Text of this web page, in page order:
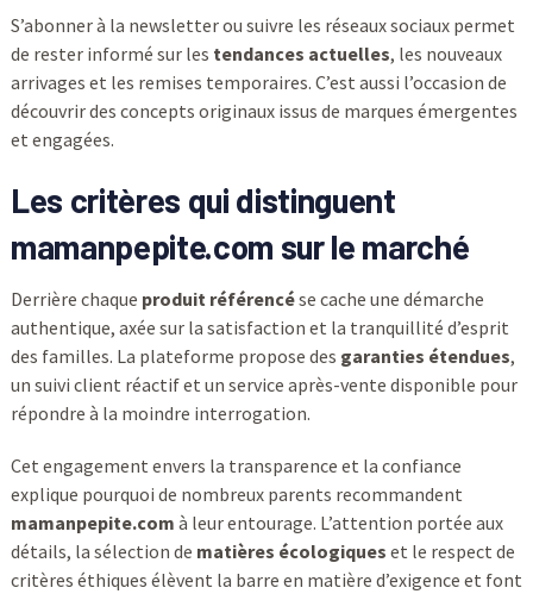
S’abonner à la newsletter ou suivre les réseaux sociaux permet
de rester informé sur les tendances actuelles, les nouveaux
arrivages et les remises temporaires. C’est aussi l’occasion de
découvrir des concepts originaux issus de marques émergentes
et engagées.
Les critères qui distinguent
mamanpepite.com sur le marché
Derrière chaque produit référencése cache une démarche
authentique, axée sur la satisfaction et la tranquillité d’esprit
des familles. La plateforme propose des garanties étendues,
un suivi client réactif et un service après-vente disponible pour
répondre à la moindre interrogation.
Cet engagement envers la transparence et la confiance
explique pourquoi de nombreux parents recommandent
mamanpepite.com à leur entourage. L’attention portée aux
détails, la sélection de matières écologiques et le respect de
critères éthiques élèvent la barre en matière d’exigence et font